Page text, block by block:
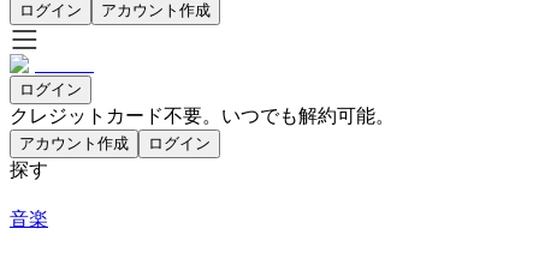
ログイン アカウント作成
ログイン
クレジットカード不要。いつでも解約可能。
アカウント作成 ログイン
探す
音楽